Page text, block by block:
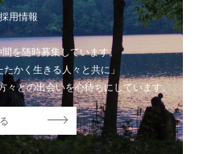
採用情報
を随時募集しています。
たかく生きる人々と共に」
々との出会いを心待ちにしています。